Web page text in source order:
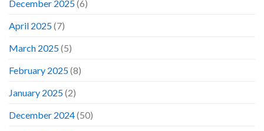
December 2025(6)
April 2025(7)
March 2025(5)
February 2025(8)
January 2025(2)
December 2024(50)